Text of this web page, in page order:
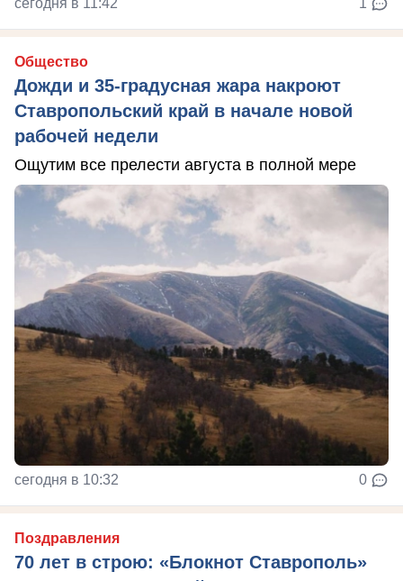
Общество
Дожди и 35-градусная жара накроют
Ставропольский край в начале новой
рабочей недели
Ощутим все прелести августа в полной мере
сегодня в 10:32 0
Поздравления
70 лет в строю: «Блокнот Ставрополь»